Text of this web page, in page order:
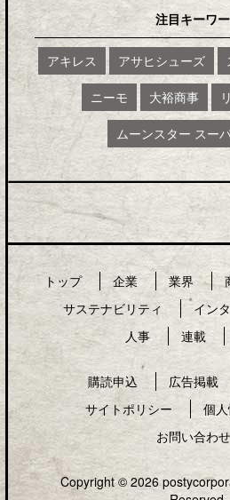
注目キーワ
アキレス アサヒシューズ
ニーモ 大裕商事
ムーンスター スー
トップ 企業 業界
サステナビリティ
イン
人事
連載
購読申込 広告掲載
サイトポリシー
個
お問い合わせ
Copyright © 2026